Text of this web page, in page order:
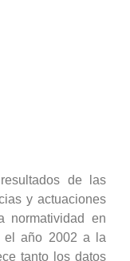
de las
y actuaciones
normatividad en
el año 2002 a la
tanto los datos